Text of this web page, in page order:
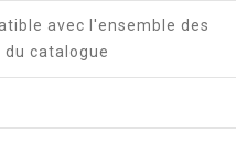
avec l'ensemble des
du catalogue